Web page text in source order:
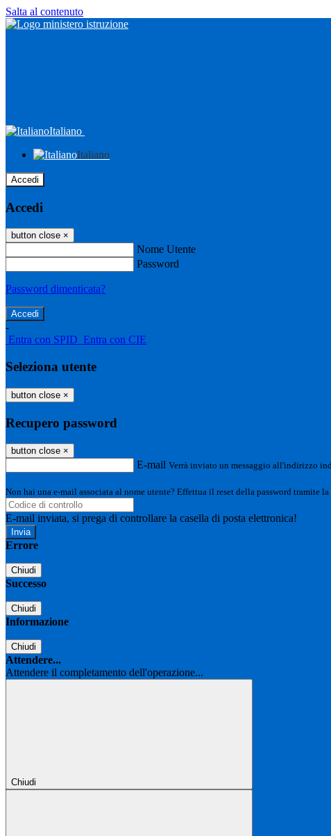
Salta al contenuto
Italiano
Italiano
Accedi
Accedi
button close ×
Nome Utente
Password
Password dimenticata?
-
Entra con SPID Entra con CIE
Seleziona utente
button close ×
Recupero password
button close ×
E-mail Verrà inviato un messaggio all'indirizzo
Non hai una e-mail associata al nome utente? Effettua il reset della password tramite la
E-mail inviata, si prega di controllare la casella di posta elettronica!
Errore
Chiudi
Successo
Chiudi
Informazione
Chiudi
Attendere...
Attendere il completamento dell'operazione...
Chiudi